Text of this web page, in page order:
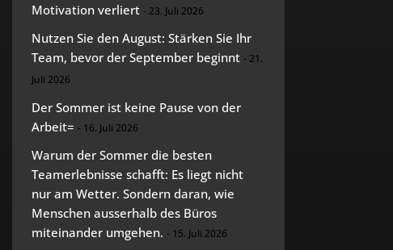
Motivation verliert
23. Juli 2026
Nutzen Sie den August: Stärken Sie Ihr
Team, bevor der September beginnt
21.
Juli 2026
Der Sommer ist keine Pause von der
Arbeit=
16. Juli 2026
Warum der Sommer die besten
Teamerlebnisse schafft: Es liegt nicht
nur am Wetter. Sondern daran, wie
Menschen ausserhalb des Büros
miteinander umgehen.
15. Juli 2026